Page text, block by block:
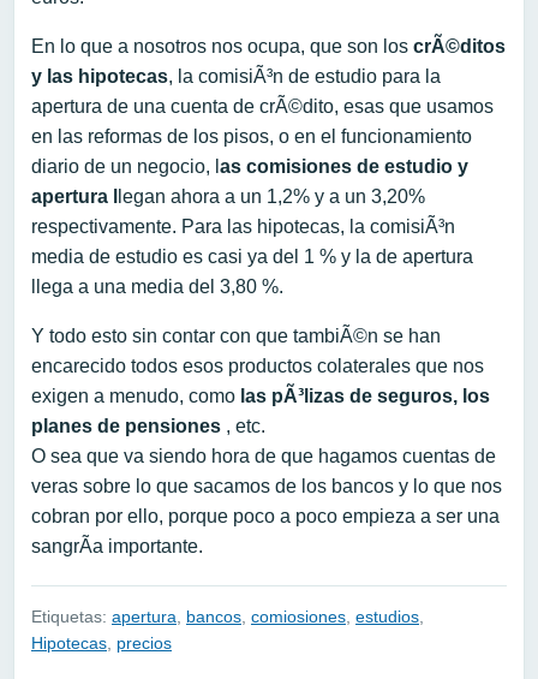
En lo que a nosotros nos ocupa, que son los crÃ©ditos
y las hipotecas, la comisiÃ³n de estudio para la
apertura de una cuenta de crÃ©dito, esas que usamos
en las reformas de los pisos, o en el funcionamiento
diario de un negocio, l as comisiones de estudio y
apertura l
legan ahora a un 1,2% y a un 3,20%
respectivamente. Para las hipotecas, la comisiÃ³n
media de estudio es casi ya del 1 % y la de apertura
llega a una media del 3,80 %.
Y todo esto sin contar con que tambiÃ©n se han
encarecido todos esos productos colaterales que nos
exigen a menudo, como las pÃ³lizas de seguros, los
planes de pensiones , etc.
O sea que va siendo hora de que hagamos cuentas de
veras sobre lo que sacamos de los bancos y lo que nos
cobran por ello, porque poco a poco empieza a ser una
sangrÃ­a importante.
Etiquetas: apertura bancos comiosiones estudios
Hipotecas precios